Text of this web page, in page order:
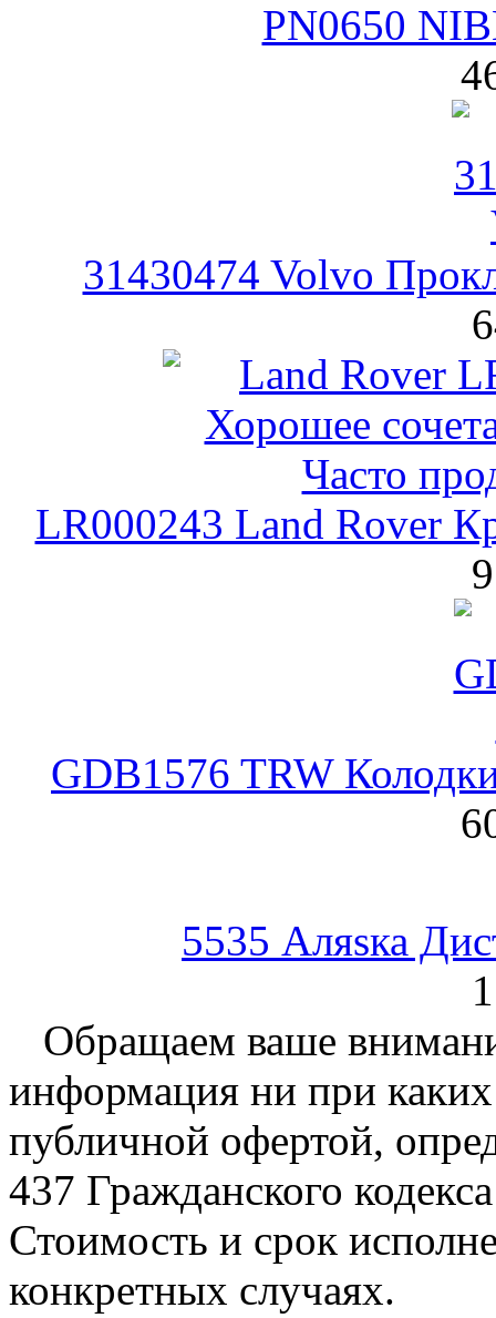
PN0650
31430474 Volvo
LR000243 Land Rover
GDB1576 TRW
5535 Аляsка
Обращаем ваше
информация ни при каких
публичной офертой,
437 Гражданского
Стоимость и срок
конкретных случаях.